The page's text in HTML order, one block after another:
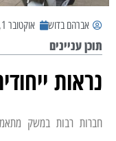
אברהם בדוש אוקטובר 1, 2020
תוכן עניינים
נראות
חברות רבות במשק